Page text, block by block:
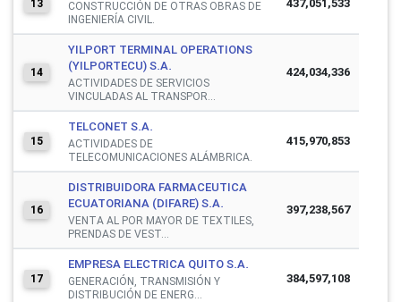
13
CONSTRUCCIÓN DE OTRAS OBRAS DE
INGENIERÍA CIVIL.
14
YILPORT TERMINAL OPERATIONS
(YILPORTECU) S.A.
ACTIVIDADES DE SERVICIOS
VINCULADAS AL TRANSPOR...
424,034,336
15
TELCONET S.A.
ACTIVIDADES DE
TELECOMUNICACIONES ALÁMBRICA.
415,970,853
16
DISTRIBUIDORA FARMACEUTICA
ECUATORIANA (DIFARE) S.A.
VENTA AL POR MAYOR DE TEXTILES,
PRENDAS DE VEST...
397,238,567
17
EMPRESA ELECTRICA QUITO S.A.
GENERACIÓN, TRANSMISIÓN Y
DISTRIBUCIÓN DE ENERG...
384,597,108